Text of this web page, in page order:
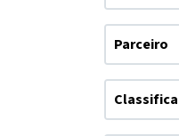
Parceiro